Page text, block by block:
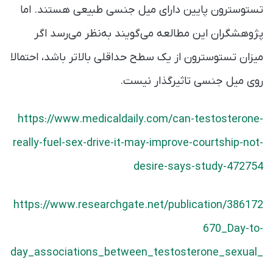
تستوسترون پایین دارای میل جنسی طبیعی هستند. اما
پژوهشگران این مطالعه می‌گویند به‌نظر می‌رسد اگر
میزان تستوسترون از یک سطح حداقلی بالاتر باشد، احتمالا
روی میل جنسی تاثیرگذار نیست.
https://www.medicaldaily.com/can-testosterone-
really-fuel-sex-drive-it-may-improve-courtship-not-
desire-says-study-472754
https://www.researchgate.net/publication/386172
670_Day-to-
day_associations_between_testosterone_sexual_